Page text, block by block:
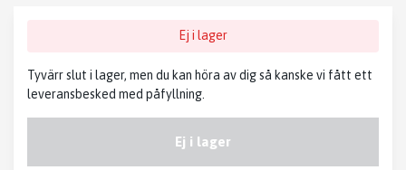
Ej i lager
Tyvärr slut i lager, men du kan höra av dig så kanske vi fått ett
leveransbesked med påfyllning.
Ej i lager